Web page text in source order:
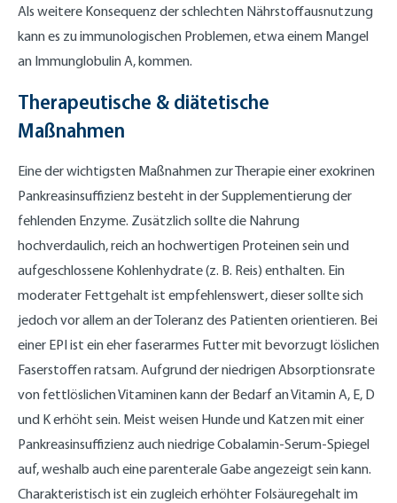
Als weitere Konsequenz der schlechten Nährstoffausnutzung
kann es zu immunologischen Problemen, etwa einem Mangel
an Immunglobulin A, kommen.
Therapeutische & diätetische
Maßnahmen
Eine der wichtigsten Maßnahmen zur Therapie einer exokrinen
Pankreasinsuffizienz besteht in der Supplementierung der
fehlenden Enzyme. Zusätzlich sollte die Nahrung
hochverdaulich, reich an hochwertigen Proteinen sein und
aufgeschlossene Kohlenhydrate (z. B. Reis) enthalten. Ein
moderater Fettgehalt ist empfehlenswert, dieser sollte sich
jedoch vor allem an der Toleranz des Patienten orientieren. Bei
einer EPI ist ein eher faserarmes Futter mit bevorzugt löslichen
Faserstoffen ratsam. Aufgrund der niedrigen Absorptionsrate
von fettlöslichen Vitaminen kann der Bedarf an Vitamin A, E, D
und K erhöht sein. Meist weisen Hunde und Katzen mit einer
Pankreasinsuffizienz auch niedrige Cobalamin-Serum-Spiegel
auf, weshalb auch eine parenterale Gabe angezeigt sein kann.
Charakteristisch ist ein zugleich erhöhter Folsäuregehalt im